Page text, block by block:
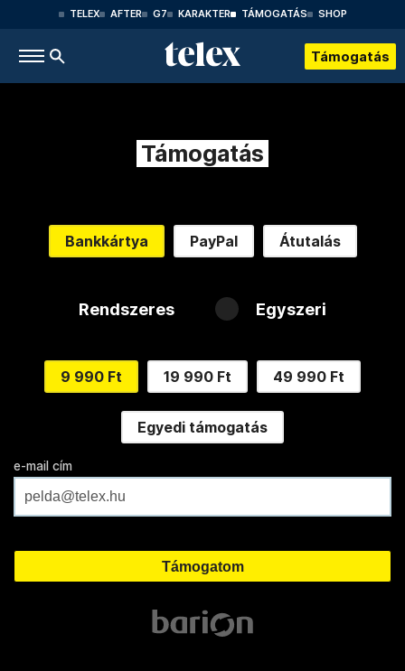
TELEX AFTER G7 KARAKTER TÁMOGATÁS SHOP
Támogatás
Támogatás
Bankkártya PayPal Átutalás
Rendszeres Egyszeri
9 990 Ft 19 990 Ft 49 990 Ft
Egyedi támogatás
e-mail cím